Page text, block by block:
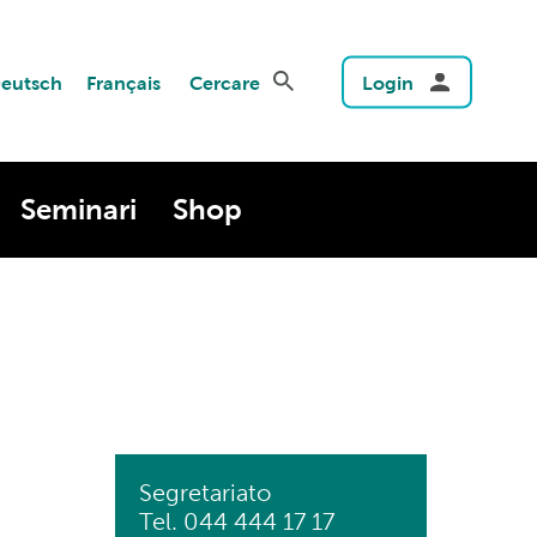
Français Cercare Login
Seminari Shop
Segretariato
Tel. 044 444 17 17